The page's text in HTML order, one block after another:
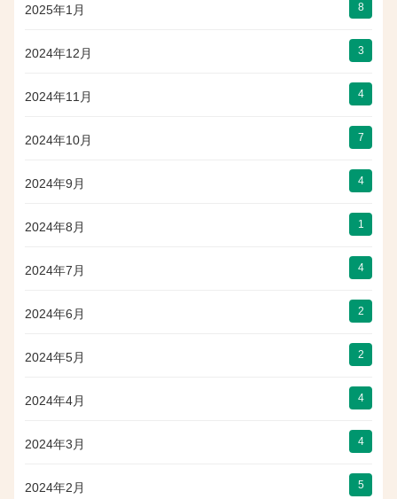
2025年1月 8
2024年12月 3
2024年11月 4
2024年10月 7
2024年9月 4
2024年8月 1
2024年7月 4
2024年6月 2
2024年5月 2
2024年4月 4
2024年3月 4
2024年2月 5